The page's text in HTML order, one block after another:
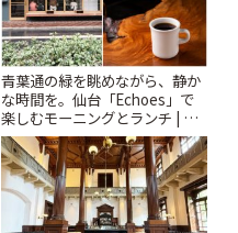
青葉通の緑を眺めながら、静か
な時間を。仙台「Echoes」で
楽しむモーニングとランチ | こ
とりっぷ